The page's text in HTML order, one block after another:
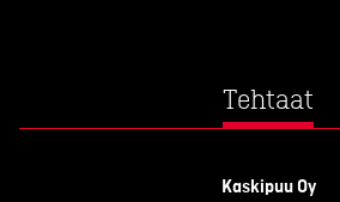
Tehtaat
Kaskipuu Oy